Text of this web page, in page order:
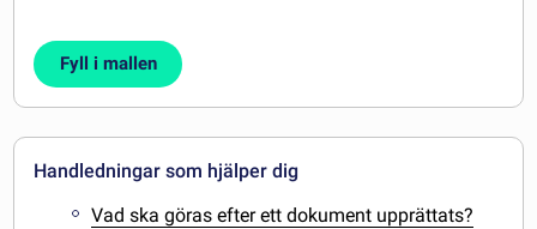
Fyll i mallen
Handledningar som hjälper dig
Vad ska göras efter ett dokument upprättats?